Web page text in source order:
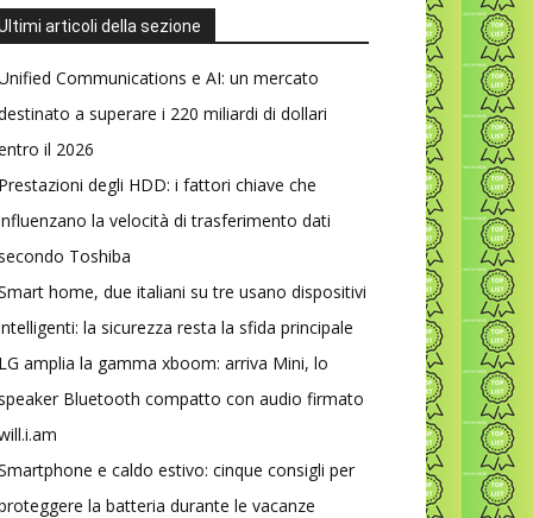
articoli della sezione
Communications e AI: un mercato
a superare i 220 miliardi di dollari
il 2026
degli HDD: i fattori chiave che
la velocità di trasferimento dati
Toshiba
home, due italiani su tre usano dispositivi
la sicurezza resta la sfida principale
amplia la gamma xboom: arriva Mini, lo
Bluetooth compatto con audio firmato
e caldo estivo: cinque consigli per
la batteria durante le vacanze